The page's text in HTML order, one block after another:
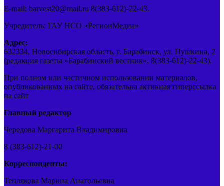
E-mail: barvest20@mail.ru 8(383-612)-22-43.
Учредитель: ГАУ НСО «РегионМедиа»
Адрес:
632334, Новосибирская область, г. Барабинск, ул. Пушкина, 2
(редакция газеты «Барабинский вестник», 8(383-612)-22-43).
При полном или частичном использовании материалов,
опубликованных на сайте, обязательна активная гиперссылка
на сайт
Главный редактор
Чередова Маргарита Владимировна
8 (383-612)-21-00
Корреспонденты:
Теплякова Марина Анатольевна